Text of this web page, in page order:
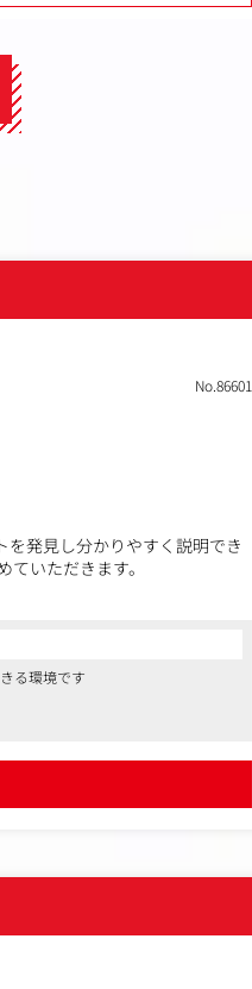
No.86601
を発見し分かりやすく説明でき
いただきます。
、課題・改善ポイントの整理
動作確認
としてまとめる
ド構築・改善への参加
たSaaS／デジタルツールの選
の仕組みを理解。分析結果を
料の作成を担当できる状態。
る環境です